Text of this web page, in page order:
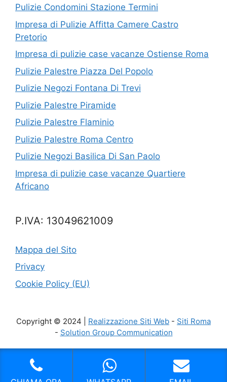
Pulizie Condomini Stazione Termini
Impresa di Pulizie Affitta Camere Castro
Pretorio
Impresa di pulizie case vacanze Ostiense Roma
Pulizie Palestre Piazza Del Popolo
Pulizie Negozi Fontana Di Trevi
Pulizie Palestre Piramide
Pulizie Palestre Flaminio
Pulizie Palestre Roma Centro
Pulizie Negozi Basilica Di San Paolo
Impresa di pulizie case vacanze Quartiere
Africano
P.IVA: 13049621009
Mappa del Sito
Privacy
Cookie Policy (EU)
Copyright © 2024 | Realizzazione Siti Web - Siti Roma
- Solution Group Communication